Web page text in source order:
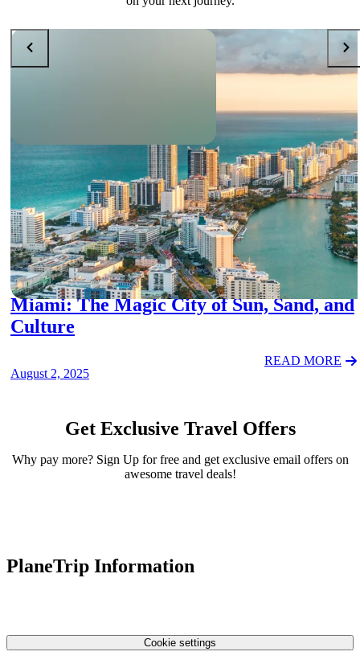
DESTINATIONS
Miami: The Magic City of Sun, Sand, and
Culture
August 2, 2025
READ MORE
Get Exclusive Travel Offers
Why pay more? Sign Up for free and get exclusive email offers on
awesome travel deals!
PlaneTrip Information
Cookie settings